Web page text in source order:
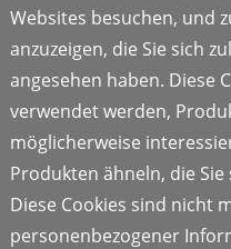
Websites besuchen, und
anzuzeigen, die Sie sich
angesehen haben. Diese
verwendet werden,
möglicherweise
Produkten ähneln, die
Diese Cookies sind nicht
personenbezogener